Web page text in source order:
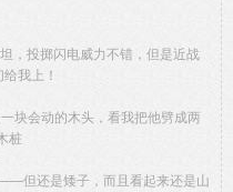
，投掷闪电威力不错，但是近战
我上！
块会动的木头，看我把他劈成两
桩
但还是矮子，而且看起来还是山